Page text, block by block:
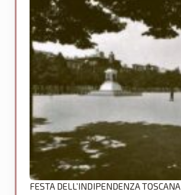
FESTA DELL’INDIPENDENZA TOSCANA